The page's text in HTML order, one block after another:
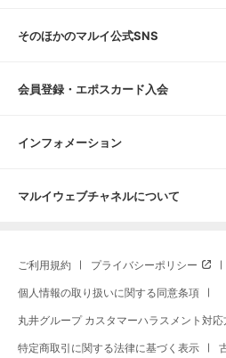
そのほかのマルイ公式SNS
会員登録・エポスカード入会
インフォメーション
マルイウェブチャネルについて
ご利用規約 プライバシーポリシー
個人情報の取り扱いに関する同意条項
丸井グループ カスタマーハラスメント対応
特定商取引に関する法律に基づく表示